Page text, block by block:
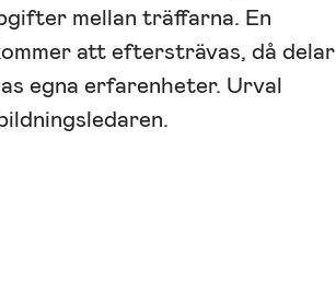
mellan träffarna. En
att eftersträvas, då delar
egna erfarenheter. Urval